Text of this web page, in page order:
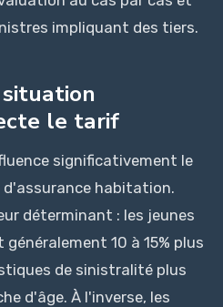
impliquant des tiers.
le tarif
significativement le
habitation.
déterminant : les jeunes
10 à 15% plus
de sinistralité plus
d'âge. À l'inverse, les